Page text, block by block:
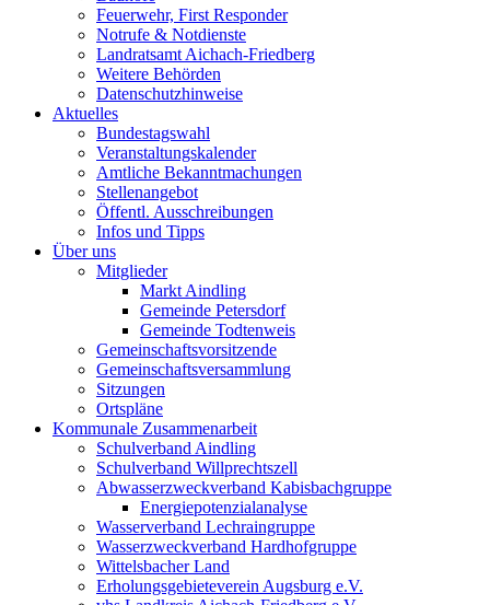
Feuerwehr, First Responder
Notrufe & Notdienste
Landratsamt Aichach-Friedberg
Weitere Behörden
Datenschutzhinweise
Aktuelles
Bundestagswahl
Veranstaltungskalender
Amtliche Bekanntmachungen
Stellenangebot
Öffentl. Ausschreibungen
Infos und Tipps
Über uns
Mitglieder
Markt Aindling
Gemeinde Petersdorf
Gemeinde Todtenweis
Gemeinschaftsvorsitzende
Gemeinschaftsversammlung
Sitzungen
Ortspläne
Kommunale Zusammenarbeit
Schulverband Aindling
Schulverband Willprechtszell
Abwasserzweckverband Kabisbachgruppe
Energiepotenzialanalyse
Wasserverband Lechraingruppe
Wasserzweckverband Hardhofgruppe
Wittelsbacher Land
Erholungsgebieteverein Augsburg e.V.